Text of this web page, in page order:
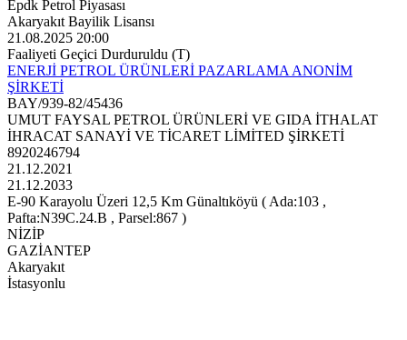
Epdk Petrol Piyasası
Akaryakıt Bayilik Lisansı
21.08.2025 20:00
Faaliyeti Geçici Durduruldu (T)
ENERJİ PETROL ÜRÜNLERİ PAZARLAMA ANONİM
ŞİRKETİ
BAY/939-82/45436
UMUT FAYSAL PETROL ÜRÜNLERİ VE GIDA İTHALAT
İHRACAT SANAYİ VE TİCARET LİMİTED ŞİRKETİ
8920246794
21.12.2021
21.12.2033
E-90 Karayolu Üzeri 12,5 Km Günaltıköyü ( Ada:103 ,
Pafta:N39C.24.B , Parsel:867 )
NİZİP
GAZİANTEP
Akaryakıt
İstasyonlu